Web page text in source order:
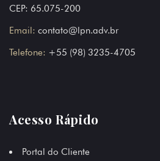
CEP: 65.075-200
Email: contato@lpn.adv.br
Telefone: +55 (98) 3235-4705
Acesso Rápido
Portal do Cliente